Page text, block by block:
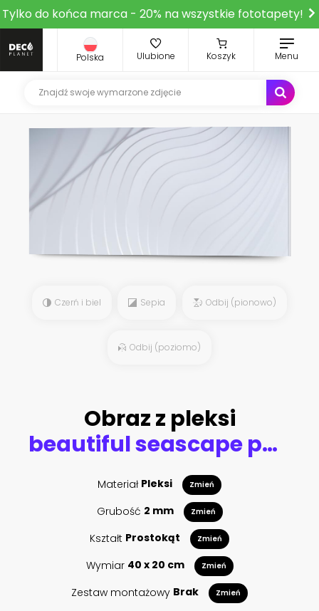
Tylko do końca marca - 20% na wszystkie fototapety!
Polska Ulubione Koszyk Menu
Czerń i biel Sepia Odbij (pionowo)
Odbij (poziomo)
Obraz z pleksi
beautiful seascape panorama.
Materiał Pleksi Zmień
Grubość 2 mm Zmień
Kształt Prostokąt Zmień
Wymiar 40 x 20 cm Zmień
Zestaw montażowy Brak Zmień